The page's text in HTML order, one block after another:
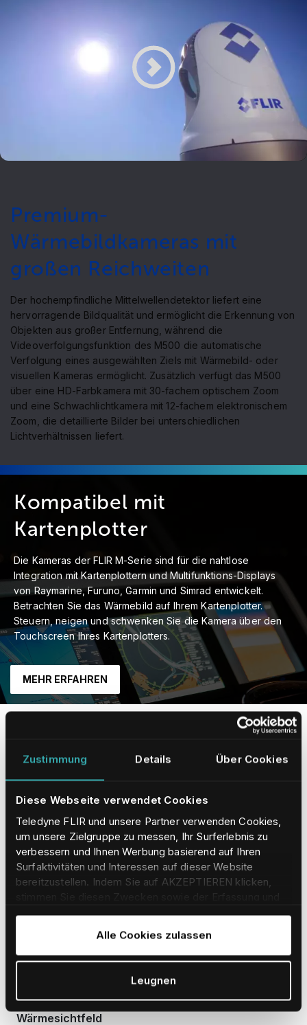
Zustimmung Details Über Cookies
Diese Webseite verwendet Cookies
Teledyne FLIR und unsere Partner verwenden Cookies,
um unsere Zielgruppe zu messen, Ihr Surferlebnis zu
verbessern und Ihnen Werbung basierend auf Ihren
Surfaktivitäten und Interessen auf dieser Website
bereitzustellen. Indem Sie auf AKZEPTIEREN klicken,
erfahren und Ihre Einwilligung jederzeit anzupassen/zu
widerrufen, lesen Sie bitte unsereCookie-Erklärung.
Alle Cookies zulassen
Leugnen
Premium-
Wärmebildkameras mit
großen Reichweiten
Der hochempfindliche Mittelwellendetektor liefert eine
hervorragende Bildqualität und ermöglicht die Erkennung von
Objekten aus großer Entfernung, während die
Videoverfolgungsfunktion des M500 die automatische
Verfolgung eines ausgewählten Ziels mit Wärmebild- oder
visuellen Kameras ermöglicht. Zusätzlich verfügt das M500
über eine HD-Farbkamera mit 30-fachem optischem Zoom
und eine Schwachlichtkamera mit 12-fachem elektronischem
Zoom, die detaillierte Bilder bei unterschiedlichen
Lichtverhältnissen liefert.
Kompatibel mit
Kartenplotter
Die Kameras der FLIR M-Serie sind für die nahtlose
Integration mit Kartenplottern und Multifunktions-Displays
von Raymarine, Furuno, Garmin und Simrad entwickelt.
Betrachten Sie das Wärmebild auf Ihrem Kartenplotter.
Steuern, neigen und schwenken Sie die Kamera über den
Touchscreen Ihres Kartenplotters.
MEHR ERFAHREN
M500 – Spezifikationen &
Ressourcen
Spezifikationen Handbücher & Downloads
Wärmebildkamera
Kamera für sichtbares Licht
Physikalische Kenndaten
Erfassungsreichweite
Wärmesichtfeld